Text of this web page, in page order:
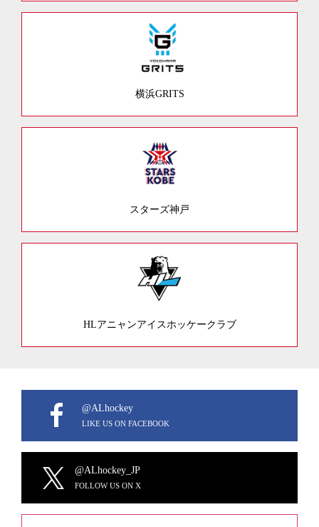
横浜GRITS
スターズ神戸
HLアニャンアイスホッケークラブ
@ALhockey
LIKE US ON FACEBOOK
@ALhockey_JP
FOLLOW US ON X